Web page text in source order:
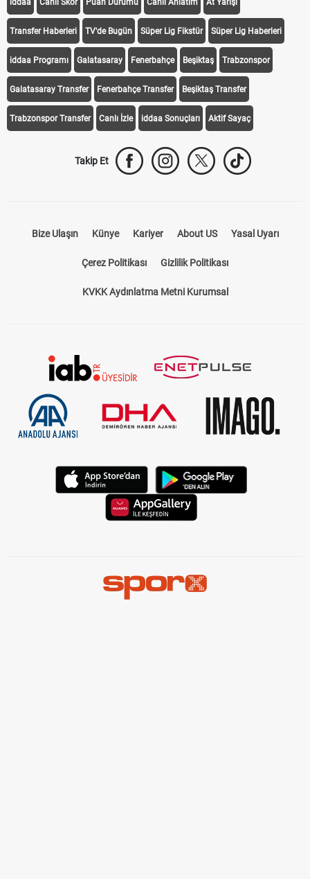
iddaa Canlı Skor Puan Durumu Canlı Anlatım At Yarışı
Transfer Haberleri TV'de Bugün Süper Lig Fikstür Süper Lig Haberleri
iddaa Programı Galatasaray Fenerbahçe Beşiktaş Trabzonspor
Galatasaray Transfer Fenerbahçe Transfer Beşiktaş Transfer
Trabzonspor Transfer Canlı İzle iddaa Sonuçları Aktif Sayaç
Takip Et
Bize Ulaşın Künye Kariyer About US Yasal Uyarı
Çerez Politikası Gizlilik Politikası
KVKK Aydınlatma Metni Kurumsal